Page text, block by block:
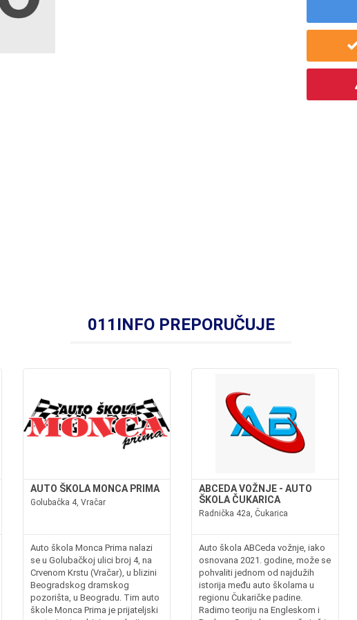
011INFO PREPORUČUJE
AUTO ŠKOLA MONCA PRIMA
Golubačka 4, Vračar
Auto škola Monca Prima nalazi
se u Golubačkoj ulici broj 4, na
Crvenom Krstu (Vračar), u blizini
Beogradskog dramskog
pozorišta, u Beogradu. Tim auto
škole Monca Prima je prijateljski
ABCEDA VOŽNJE - AUTO
ŠKOLA ČUKARICA
Radnička 42a, Čukarica
Auto škola ABCeda vožnje, iako
osnovana 2021. godine, može se
pohvaliti jednom od najdužih
istorija među auto školama u
regionu Čukaričke padine.
Radimo teoriju na Engleskom i